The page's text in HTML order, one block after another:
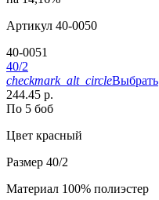
Артикул 40-0050
40-0051
40/2
checkmark_alt_circleВыбрать
244.45 р.
По 5 боб
Цвет красный
Размер 40/2
Материал 100% полиэстер